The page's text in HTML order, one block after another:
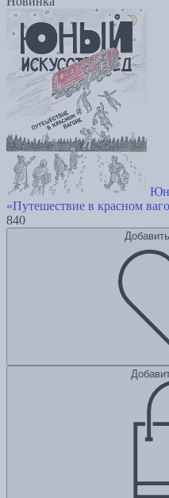
«Путешествие в красном
840